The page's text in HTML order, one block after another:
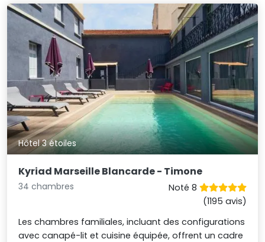
Hôtel 3 étoiles
Kyriad Marseille Blancarde - Timone
34 chambres
Noté 8
(1195 avis)
Les chambres familiales, incluant des configurations
avec canapé-lit et cuisine équipée, offrent un cadre